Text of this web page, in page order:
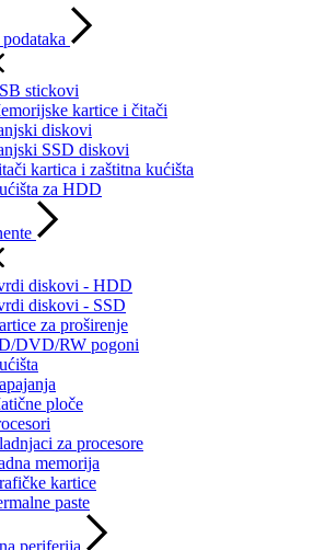
stickovi
kartice i čitači
diskovi
SSD diskovi
kartica i zaštitna kućišta
za HDD
diskovi - HDD
diskovi - SSD
za proširenje
DVD/RW pogoni
ploče
za procesore
memorija
kartice
paste
periferija